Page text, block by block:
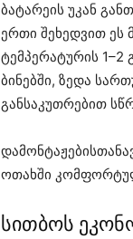
ბატარეის უკან
ერთი შეხედვით ეს
ტემპერატურის 1–2
ბინებში, ზედა
განსაკუთრებით
ოთახში
სითბოს